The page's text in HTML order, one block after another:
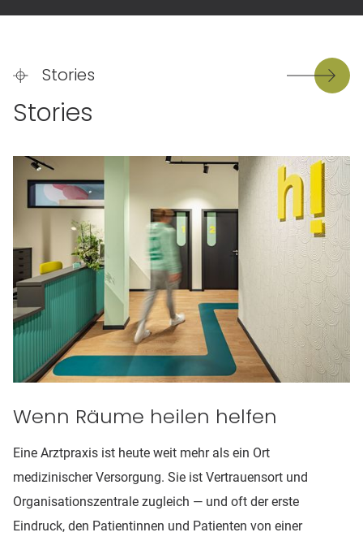
Stories
Stories
Wenn Räume heilen helfen
Eine Arztpraxis ist heute weit mehr als ein Ort
medizinischer Versorgung. Sie ist Vertrauensort und
Organisationszentrale zugleich — und oft der erste
Eindruck, den Patientinnen und Patienten von einer